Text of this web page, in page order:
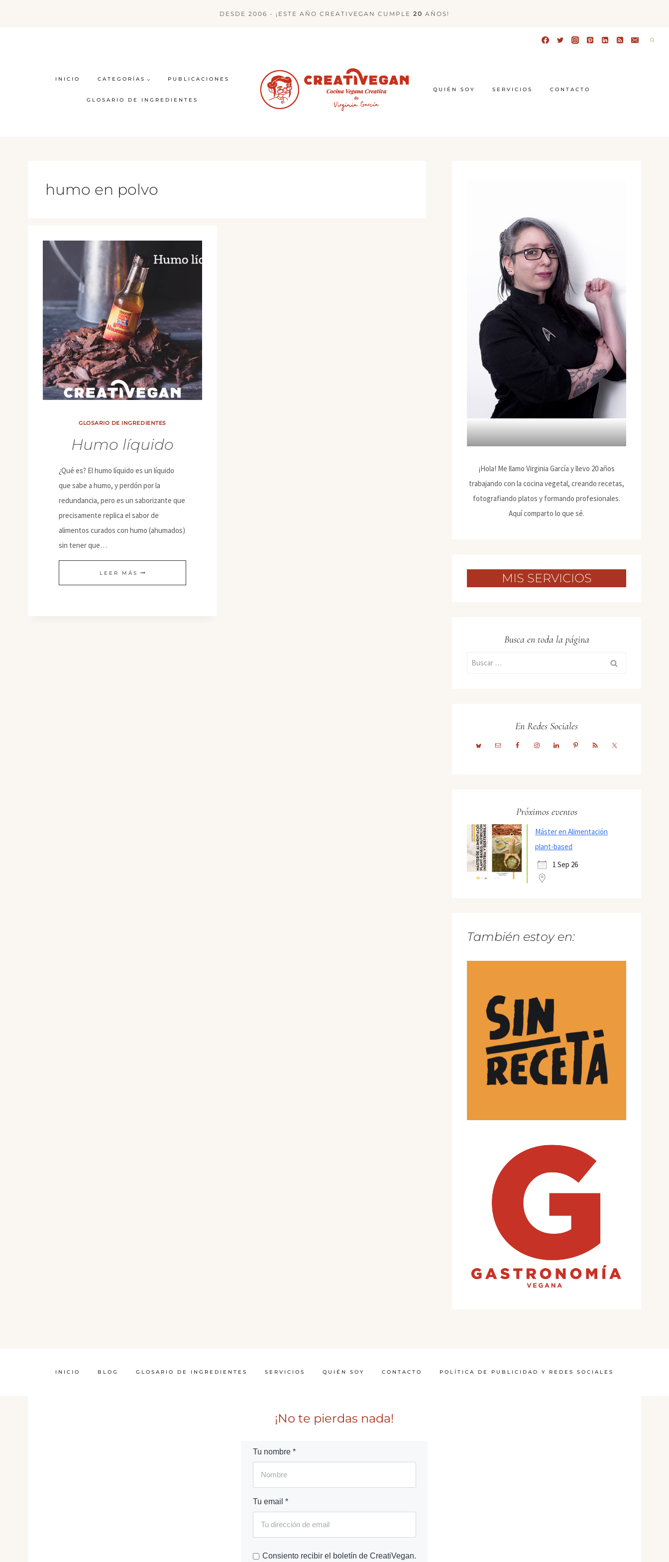
DESDE 2006 - ¡ESTE AÑO CREATIVEGAN CUMPLE 20 AÑOS!
INICIO CATEGORÍAS PUBLICACIONES
GLOSARIO DE INGREDIENTES
QUIÉN SOY SERVICIOS CONTACTO
humo en polvo
GLOSARIO DE INGREDIENTES
Humo líquido
¿Qué es? El humo líquido es un líquido
que sabe a humo, y perdón por la
redundancia, pero es un saborizante que
precisamente replica el sabor de
alimentos curados con humo (ahumados)
sin tener que…
LEER MÁS HUMO
LÍQUIDO
¡Hola! Me llamo Virginia García y llevo 20 años
trabajando con la cocina vegetal, creando recetas,
fotografiando platos y formando profesionales.
Aquí comparto lo que sé.
MIS SERVICIOS
Busca en toda la página
Buscar:
En Redes Sociales
Próximos eventos
Máster en Alimentación
plant-based
1 Sep 26
También estoy en:
INICIO BLOG GLOSARIO DE INGREDIENTES SERVICIOS QUIÉN SOY CONTACTO POLÍTICA DE PUBLICIDAD Y REDES SOCIALES
¡No te pierdas nada!
Tu nombre *
Tu email *
Consiento recibir el boletín de CreatiVegan.